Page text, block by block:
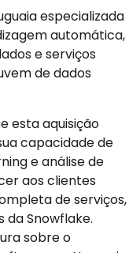
especializada
automática,
e serviços
de dados
esta aquisição
capacidade de
e análise de
aos clientes
de serviços,
da Snowflake.
sobre o